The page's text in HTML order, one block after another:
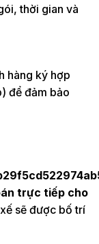
thời gian và
hàng ký hợp
để đảm bảo
trực tiếp cho
sẽ được bố trí